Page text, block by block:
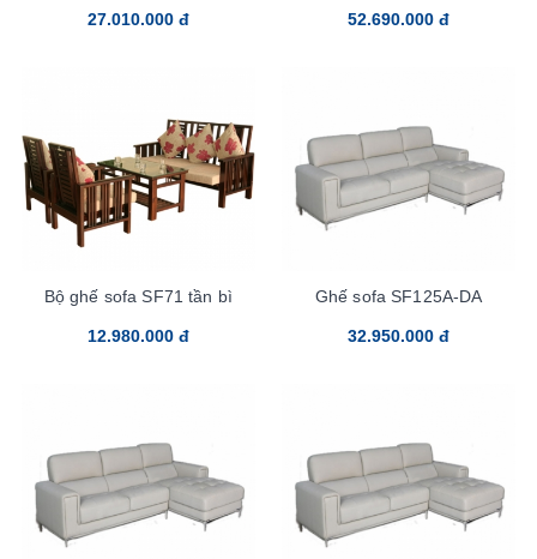
27.010.000 đ 52.690.000 đ
Bộ ghế sofa SF71 tần bì
12.980.000 đ
Ghế sofa SF125A-DA
32.950.000 đ